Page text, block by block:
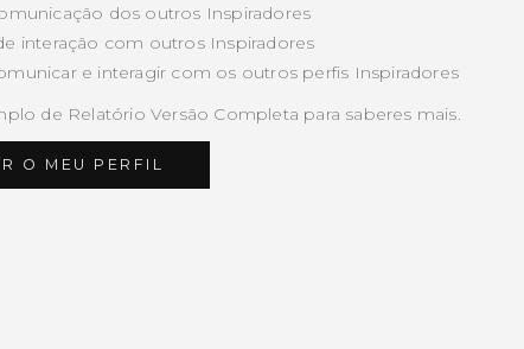
dos outros Inspiradores
interação com outros Inspiradores
e interagir com os outros perfis Inspiradores
de Relatório Versão Completa para saberes mais.
O MEU PERFIL